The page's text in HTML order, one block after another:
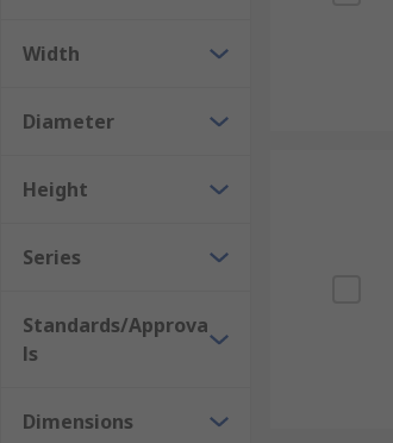
Width
Diameter
Height
Series
Standards/Approva
ls
Dimensions